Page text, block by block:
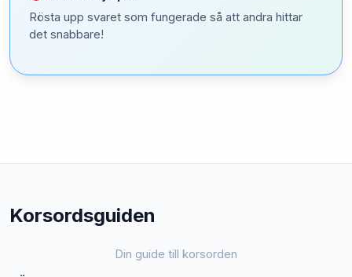
Rösta upp svaret som fungerade så att andra hittar
det snabbare!
Korsordsguiden
Din guide till korsorden